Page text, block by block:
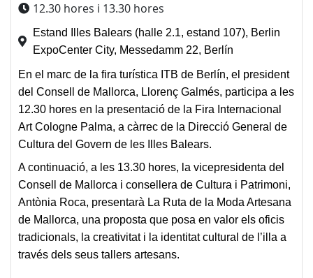
12.30 hores i 13.30 hores
Estand Illes Balears (halle 2.1, estand 107), Berlin
ExpoCenter City, Messedamm 22, Berlín
En el marc de la fira turística ITB de Berlín, el president
del Consell de Mallorca, Llorenç Galmés, participa a les
12.30 hores en la presentació de la Fira Internacional
Art Cologne Palma, a càrrec de la Direcció General de
Cultura del Govern de les Illes Balears.
A continuació, a les 13.30 hores, la vicepresidenta del
Consell de Mallorca i consellera de Cultura i Patrimoni,
Antònia Roca, presentarà La Ruta de la Moda Artesana
de Mallorca, una proposta que posa en valor els oficis
tradicionals, la creativitat i la identitat cultural de l’illa a
través dels seus tallers artesans.